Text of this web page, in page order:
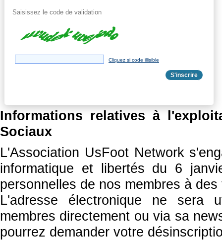
Saisissez le code de validation
Cliquez si code illisible
Informations relatives à
Sociaux
L'Association UsFoot Network
informatique et libertés du 6
personnelles de nos membres à
L'adresse électronique ne sera
membres directement ou via sa
pourrez demander votre